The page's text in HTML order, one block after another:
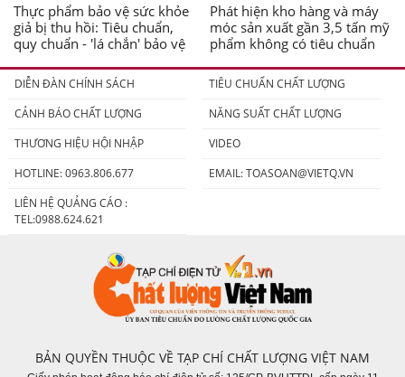
Thực phẩm bảo vệ sức khỏe
giả bị thu hồi: Tiêu chuẩn,
quy chuẩn - 'lá chắn' bảo vệ
Phát hiện kho hàng và máy
móc sản xuất gần 3,5 tấn mỹ
phẩm không có tiêu chuẩn
DIỄN ĐÀN CHÍNH SÁCH
TIÊU CHUẨN CHẤT LƯỢNG
CẢNH BÁO CHẤT LƯỢNG
NĂNG SUẤT CHẤT LƯỢNG
THƯƠNG HIỆU HỘI NHẬP
VIDEO
HOTLINE: 0963.806.677
EMAIL:TOASOAN@VIETQ.VN
LIÊN HỆ QUẢNG CÁO :
TEL:0988.624.621
BẢN QUYỀN THUỘC VỀ TẠP CHÍ CHẤT LƯỢNG VIỆT NAM